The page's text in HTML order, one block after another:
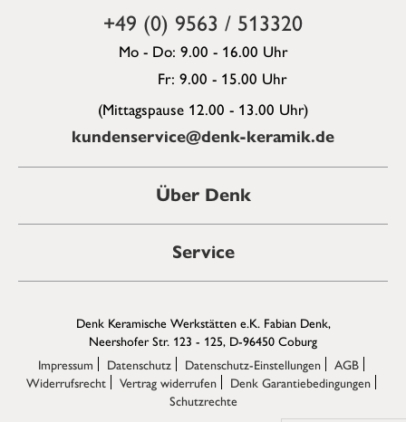
+49 (0) 9563 / 513320
Mo - Do: 9.00 - 16.00 Uhr
Fr: 9.00 - 15.00 Uhr
(Mittagspause 12.00 - 13.00 Uhr)
kundenservice@denk-keramik.de
Über Denk
Service
Denk Keramische Werkstätten e.K. Fabian Denk,
Neershofer Str. 123 - 125, D-96450 Coburg
Impressum
Datenschutz Datenschutz-Einstellungen
AGB
Widerrufsrecht
Vertrag widerrufen
Denk Garantiebedingungen
Schutzrechte